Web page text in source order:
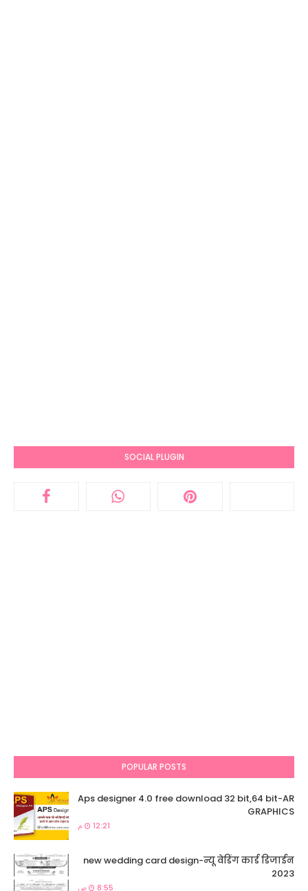
SOCIAL PLUGIN
POPULAR POSTS
Aps designer 4.0 free download 32 bit,64 bit-AR
GRAPHICS
12:21 م
new wedding card design-न्यू वेडिंग कार्ड डिजाईन
2023
8:55 ص